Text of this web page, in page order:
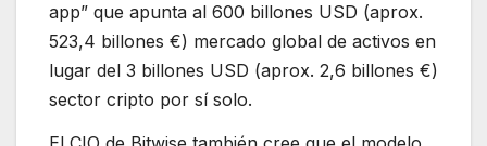
app” que apunta al 600 billones USD (aprox.
523,4 billones €) mercado global de activos en
lugar del 3 billones USD (aprox. 2,6 billones €)
sector cripto por sí solo.